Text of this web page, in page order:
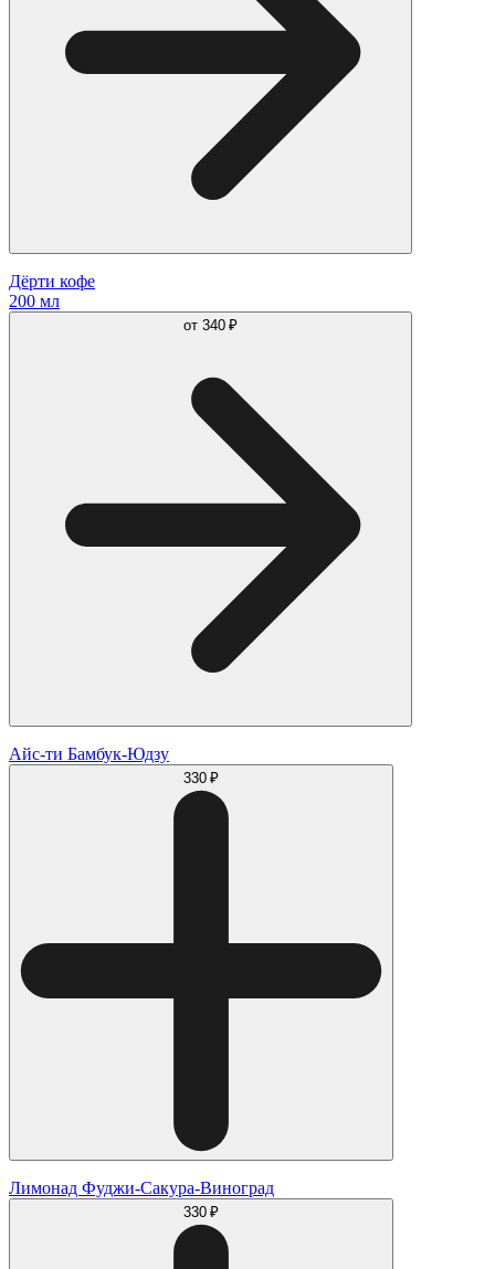
Дёрти кофе
200 мл
от 340 ₽
Айс-ти Бамбук-Юдзу
330 ₽
Лимонад Фуджи-Сакура-Виноград
330 ₽